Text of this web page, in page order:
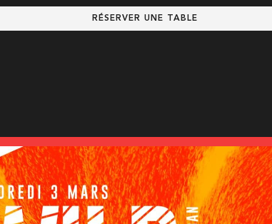
RÉSERVER UNE TABLE